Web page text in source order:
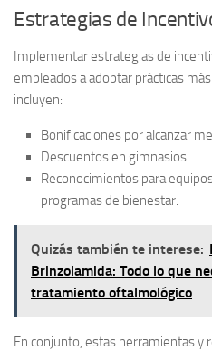
Estrategias de
Implementarestrategias de
empleados a adoptar prácticas
incluyen:
Bonificaciones por alcanzar
Descuentos en gimnasios.
Reconocimientos para
programas de bienestar.
Quizás también te interese:
Brinzolamida: Todo lo que
tratamiento oftalmológico
En conjunto, estas herramientas y